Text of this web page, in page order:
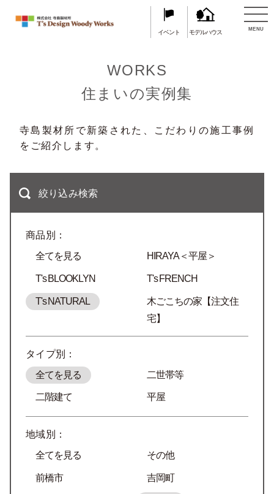
イベント モデルハウス MENU
TOP 住まいの実例集
WORKS
住まいの実例集
寺島製材所で新築された、こだわりの施工事例
をご紹介します。
絞り込み検索
商品別：
全てを見る
HIRAYA＜平屋＞
T's BLOOKLYN T's FRENCH
T's NATURAL
木ごこちの家【注文住
宅】
タイプ別：
全てを見る
二世帯等
二階建て 平屋
地域別：
全てを見る
その他
前橋市 吉岡町